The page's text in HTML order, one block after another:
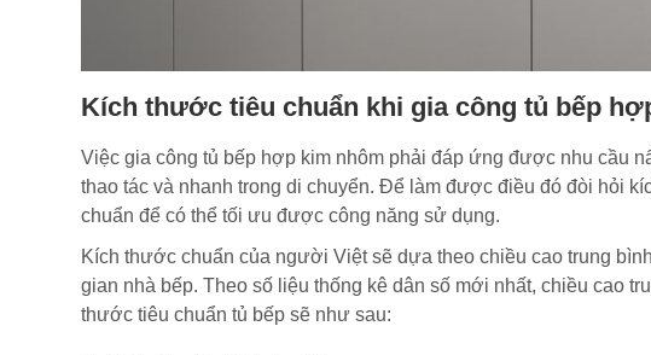
Kích thước tiêu chuẩn khi gia công tủ bếp
Việc gia công tủ bếp hợp kim nhôm phải đáp ứng được nhu cầu
thao tác và nhanh trong di chuyển. Để làm được điều đó đòi hỏi
chuẩn để có thể tối ưu được công năng sử dụng.
Kích thước chuẩn của người Việt sẽ dựa theo chiều cao trung
gian nhà bếp. Theo số liệu thống kê dân số mới nhất, chiều cao
thước tiêu chuẩn tủ bếp sẽ như sau: